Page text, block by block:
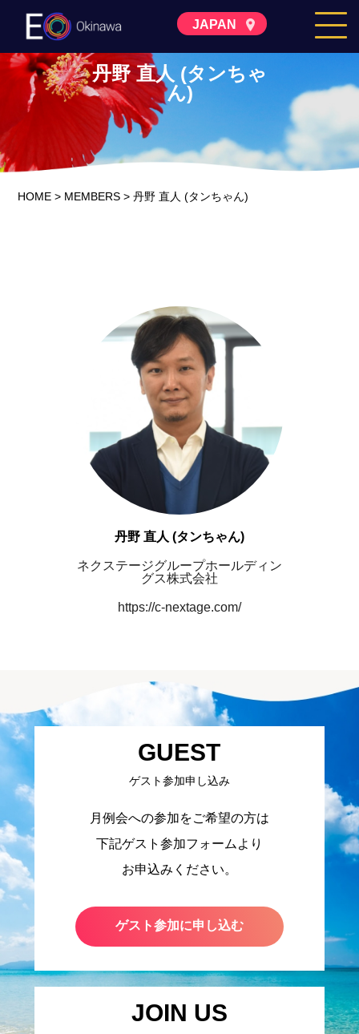
JAPAN
丹野 直人 (タンちゃ
ん)
HOME > MEMBERS >丹野 直人 (タンちゃん)
丹野 直人 (タンちゃん)
ネクステージグループホールディン
グス株式会社
https://c-nextage.com/
GUEST
ゲスト参加申し込み
月例会への参加をご希望の方は
下記ゲスト参加フォームより
お申込みください。
ゲスト参加に申し込む
JOIN US